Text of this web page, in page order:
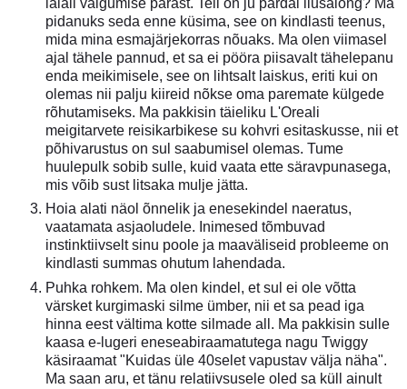
laiali valgumise pärast. Teil on ju pardal ilusalong? Ma
pidanuks seda enne küsima, see on kindlasti teenus,
mida mina esmajärjekorras nõuaks. Ma olen viimasel
ajal tähele pannud, et sa ei pööra piisavalt tähelepanu
enda meikimisele, see on lihtsalt laiskus, eriti kui on
olemas nii palju kiireid nõkse oma paremate külgede
rõhutamiseks. Ma pakkisin täieliku L'Oreali
meigitarvete reisikarbikese su kohvri esitaskusse, nii et
põhivarustus on sul saabumisel olemas. Tume
huulepulk sobib sulle, kuid vaata ette säravpunasega,
mis võib sust litsaka mulje jätta.
Hoia alati näol õnnelik ja enesekindel naeratus,
vaatamata asjaoludele. Inimesed tõmbuvad
instinktiivselt sinu poole ja maaväliseid probleeme on
kindlasti summas ohutum lahendada.
Puhka rohkem. Ma olen kindel, et sul ei ole võtta
värsket kurgimaski silme ümber, nii et sa pead iga
hinna eest vältima kotte silmade all. Ma pakkisin sulle
kaasa e-lugeri eneseabiraamatutega nagu Twiggy
käsiraamat "Kuidas üle 40selet vapustav välja näha".
Ma saan aru, et tänu relatiivsusele oled sa küll ainult